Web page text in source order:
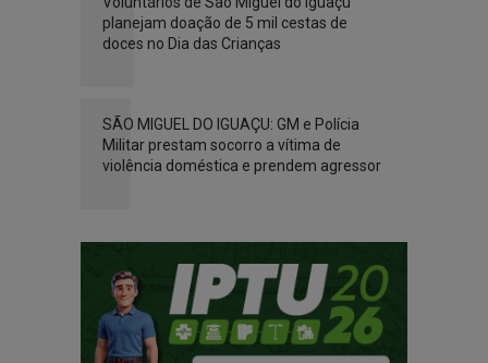
planejam doação de 5 mil cestas de
doces no Dia das Crianças
SÃO MIGUEL DO IGUAÇU: GM e Polícia
Militar prestam socorro a vítima de
violência doméstica e prendem agressor